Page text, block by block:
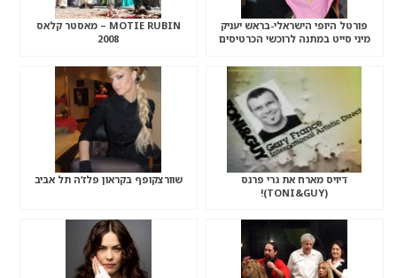
פורטל היופי הישראלי-בראש יעניק
מיני סייט במתנה לרוכשי הכרטיסים
MOTIE RUBIN – מאסטר קלאס
2008
דיויס מארח את גרי פרנס
(TONI&GUY)!
שוורצקופף בקראון פלז’ה תל אביב